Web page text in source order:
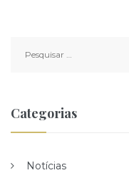
por:
Categorias
Notícias